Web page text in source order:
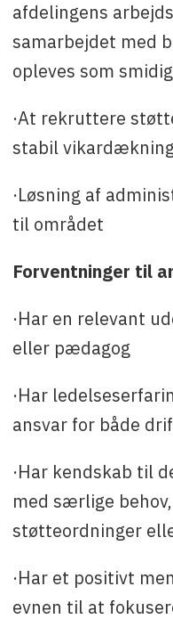
afdelingens
samarbejdet med
opleves som
·At rekruttere
stabil
·Løsning af
til området
Forventninger til
·Har en relevant
eller pædagog
·Har
ansvar for både
·Har kendskab til
med særlige
støtteordninger
·Har et positivt
evnen til at